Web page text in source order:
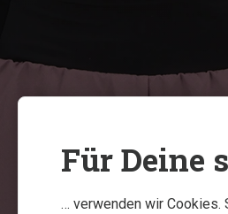
Für Deine
… verwenden wir Cookies.